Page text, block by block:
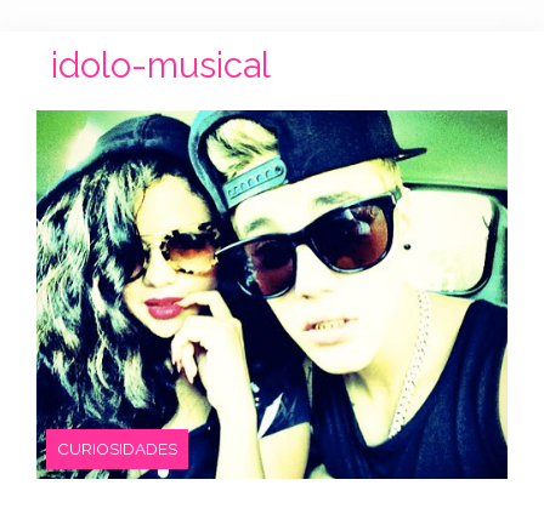
idolo-musical
CURIOSIDADES